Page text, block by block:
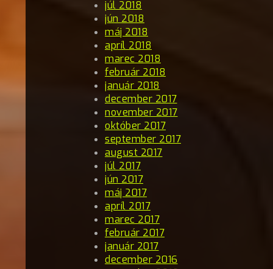
júl 2018
jún 2018
máj 2018
apríl 2018
marec 2018
február 2018
január 2018
december 2017
november 2017
október 2017
september 2017
august 2017
júl 2017
jún 2017
máj 2017
apríl 2017
marec 2017
február 2017
január 2017
december 2016